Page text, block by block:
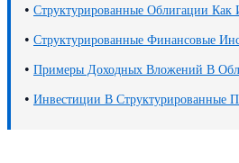
• Структурированные Облигации Как
• Структурированные Финансовые
• Примеры Доходных Вложений В
• Инвестиции В Структурированные